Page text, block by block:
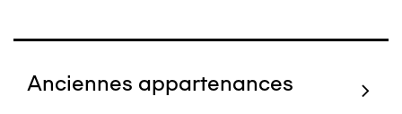
Anciennes appartenances